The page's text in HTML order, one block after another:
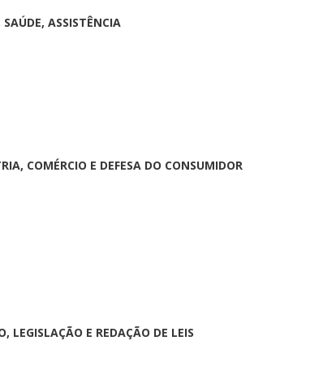
ASSISTÊNCIA
COMÉRCIO E DEFESA DO CONSUMIDOR
LEGISLAÇÃO E REDAÇÃO DE LEIS